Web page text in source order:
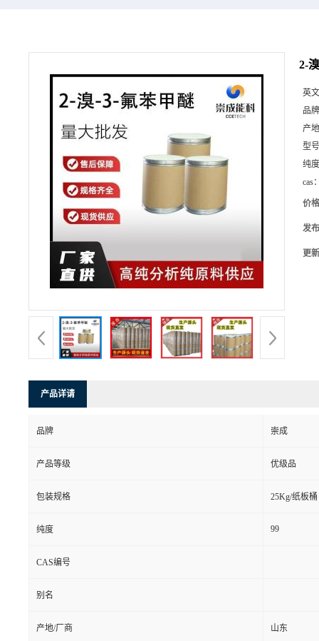
2-
英
品
产
型
纯
cas
价
发
更
产品详请
品牌 崇成
产品等级 优级品
包装规格 25Kg/纸板桶
纯度 99
CAS编号
别名
产地/厂商 山东